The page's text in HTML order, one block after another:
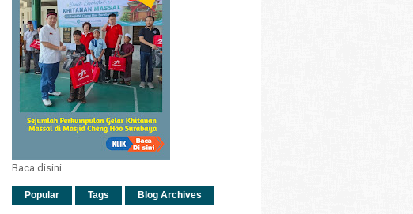
Baca disini
Popular Tags Blog Archives